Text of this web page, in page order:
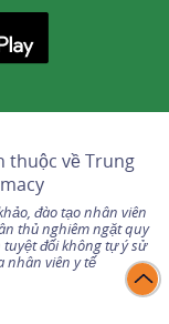
thuộc vềTrung
đào tạo nhân viên
thủ nghiêm ngặt quy
đối không tự ý sử
nhân viên y tế